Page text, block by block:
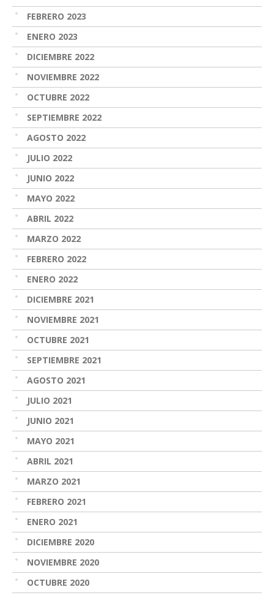
FEBRERO 2023
ENERO 2023
DICIEMBRE 2022
NOVIEMBRE 2022
OCTUBRE 2022
SEPTIEMBRE 2022
AGOSTO 2022
JULIO 2022
JUNIO 2022
MAYO 2022
ABRIL 2022
MARZO 2022
FEBRERO 2022
ENERO 2022
DICIEMBRE 2021
NOVIEMBRE 2021
OCTUBRE 2021
SEPTIEMBRE 2021
AGOSTO 2021
JULIO 2021
JUNIO 2021
MAYO 2021
ABRIL 2021
MARZO 2021
FEBRERO 2021
ENERO 2021
DICIEMBRE 2020
NOVIEMBRE 2020
OCTUBRE 2020